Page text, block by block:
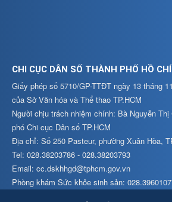
CHI CỤC DÂN SỐ THÀNH PHỐ HỒ
Giấy phép số 5710/GP-TTĐT ngày 13 tháng
của Sở Văn hóa và Thể thao TP.HCM
Người chịu trách nhiệm chính: Bà Nguyễn Thị
phó Chi cục Dân số TP.HCM
Địa chỉ: Số 250 Pasteur, phường Xuân Hòa,
Tel: 028.38203786 - 028.38203793
Email: cc.dskhhgd@tphcm.gov.vn
Phòng khám Sức khỏe sinh sản: